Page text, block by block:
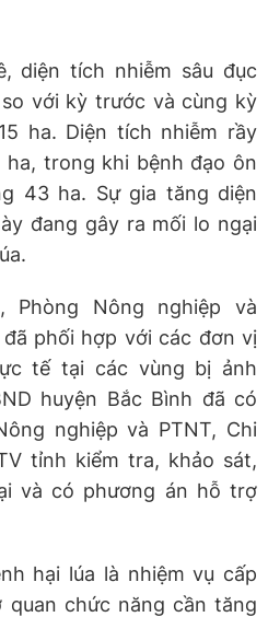
diện tích nhiễm sâu đục
với kỳ trước và cùng kỳ
ha. Diện tích nhiễm rầy
ha, trong khi bệnh đạo ôn
43 ha. Sự gia tăng diện
đang gây ra mối lo ngại
Phòng Nông nghiệp và
phối hợp với các đơn vị
tế tại các vùng bị ảnh
huyện Bắc Bình đã có
nghiệp và PTNT, Chi
tỉnh kiểm tra, khảo sát,
và có phương án hỗ trợ
hại lúa là nhiệm vụ cấp
quan chức năng cần tăng